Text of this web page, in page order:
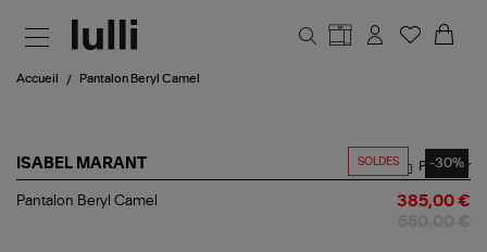
Accueil Pantalon Beryl Camel
SOLDES -30%
ISABEL MARANT
Pantalon
Partager
Pantalon Beryl Camel 385,00 €